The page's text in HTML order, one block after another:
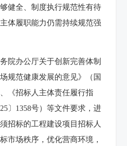
健全、制度执行规范性有待
体履职能力仍需持续规范强
院办公厅关于创新完善体制
规范健康发展的意见》（国
《招标人主体责任履行指
〕1358号）等文件要求，进
招标的工程建设项目招标人
市场秩序，优化营商环境，